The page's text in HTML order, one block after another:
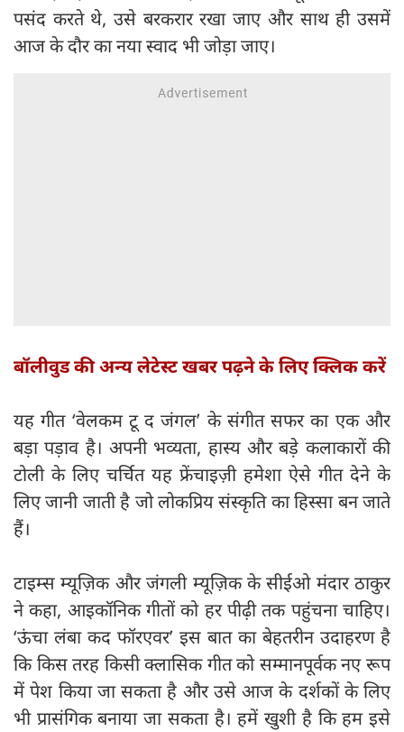
पसंद करते थे, उसे बरकरार रखा जाए और साथ ही उसमें
आज के दौर का नया स्वाद भी जोड़ा जाए।
बॉलीवुड की अन्य लेटेस्ट खबर पढ़ने के लिए क्लिक करें
यह गीत ‘वेलकम टू द जंगल’ के संगीत सफर का एक और
बड़ा पड़ाव है। अपनी भव्यता, हास्य और बड़े कलाकारों की
टोली के लिए चर्चित यह फ्रेंचाइज़ी हमेशा ऐसे गीत देने के
लिए जानी जाती है जो लोकप्रिय संस्कृति का हिस्सा बन जाते
हैं।
टाइम्स म्यूज़िक और जंगली म्यूज़िक के सीईओ मंदार ठाकुर
ने कहा, आइकॉनिक गीतों को हर पीढ़ी तक पहुंचना चाहिए।
‘ऊंचा लंबा कद फॉरएवर’ इस बात का बेहतरीन उदाहरण है
कि किस तरह किसी क्लासिक गीत को सम्मानपूर्वक नए रूप
में पेश किया जा सकता है और उसे आज के दर्शकों के लिए
भी प्रासंगिक बनाया जा सकता है। हमें खुशी है कि हम इसे